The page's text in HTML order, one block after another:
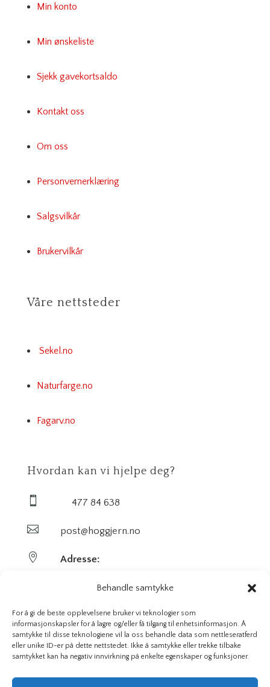
Behandle samtykke
For å gi de beste opplevelsene bruker vi teknologier som
informasjonskapsler for å lagre og/eller få tilgang til enhetsinformasjon. Å
samtykke til disse teknologiene vil la oss behandle data som nettleseratferd
eller unike ID-er på dette nettstedet. Ikke å samtykke eller trekke tilbake
samtykket kan ha negativ innvirkning på enkelte egenskaper og funksjoner.
Min konto
Min ønskeliste
Sjekk gavekortsaldo
Kontakt oss
Om oss
Personvernerklæring
Salgsvilkår
Brukervilkår
Våre nettsteder
Sekel.no
Naturfarge.no
Fagarv.no
Hvordan kan vi hjelpe deg?
 477 84 638
 post@hoggjern.no
 Adresse:
Sekel AS
Sentrumsveien 29
3647 Hvittingfoss